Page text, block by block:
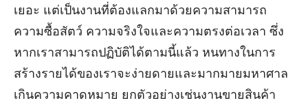
เยอะ แต่เป็นงานที่ต้องแลกมาด้วยความสามารถ
ความซื้อสัตว์ ความจริงใจและความตรงต่อเวลา ซึ่ง
หากเราสามารถปฏิบัติได้ตามนี้แล้ว หนทางในการ
สร้างรายได้ของเราจะง่ายดายและมากมายมหาศาล
เกินความคาดหมาย ยกตัวอย่างเช่นงานขายสินค้า